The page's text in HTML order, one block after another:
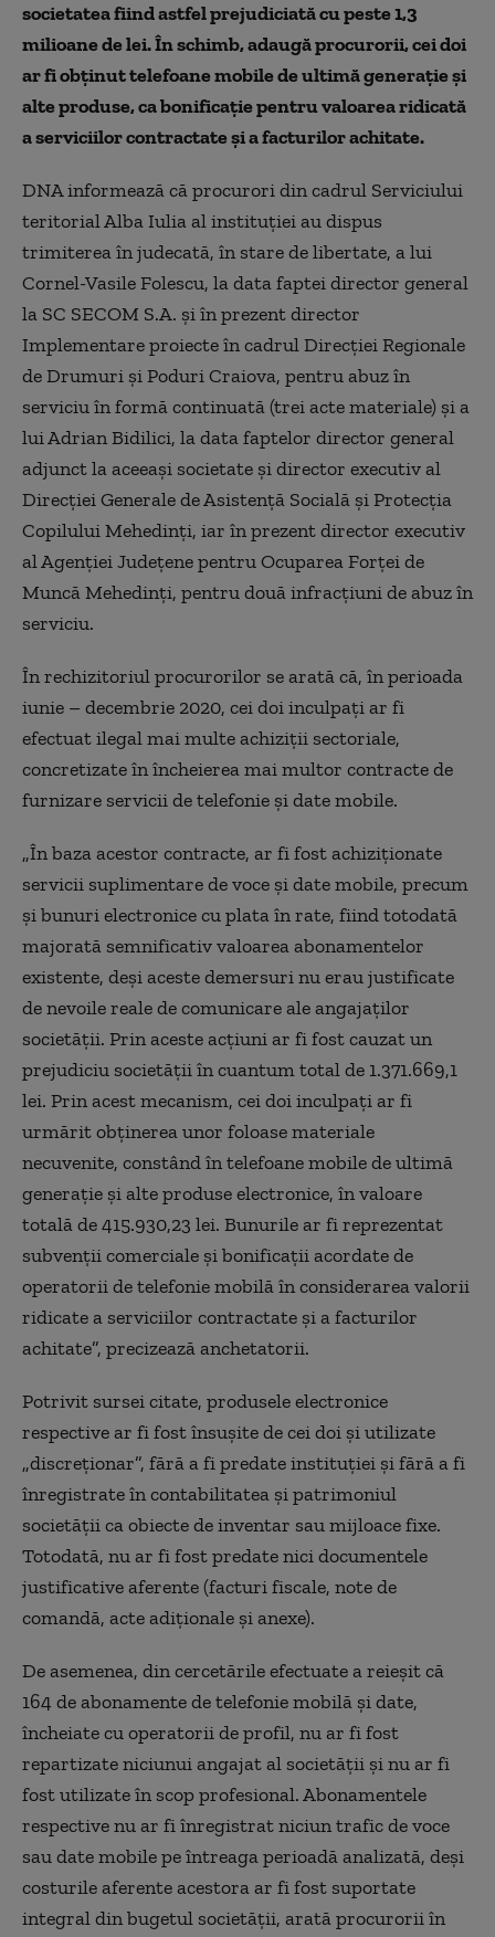
societatea fiind astfel prejudiciată cu peste 1,3
milioane de lei. În schimb, adaugă procurorii, cei doi
ar fi obţinut telefoane mobile de ultimă generaţie şi
alte produse, ca bonificaţie pentru valoarea ridicată
a serviciilor contractate şi a facturilor achitate.
DNA informează că procurori din cadrul Serviciului
teritorial Alba Iulia al instituţiei au dispus
trimiterea în judecată, în stare de libertate, a lui
Cornel-Vasile Folescu, la data faptei director general
la SC SECOM S.A. şi în prezent director
Implementare proiecte în cadrul Direcţiei Regionale
de Drumuri şi Poduri Craiova, pentru abuz în
serviciu în formă continuată (trei acte materiale) şi a
lui Adrian Bidilici, la data faptelor director general
adjunct la aceeaşi societate şi director executiv al
Direcţiei Generale de Asistenţă Socială şi Protecţia
Copilului Mehedinţi, iar în prezent director executiv
al Agenţiei Judeţene pentru Ocuparea Forţei de
Muncă Mehedinţi, pentru două infracţiuni de abuz în
serviciu.
În rechizitoriul procurorilor se arată că, în perioada
iunie – decembrie 2020, cei doi inculpaţi ar fi
efectuat ilegal mai multe achiziţii sectoriale,
concretizate în încheierea mai multor contracte de
furnizare servicii de telefonie şi date mobile.
„În baza acestor contracte, ar fi fost achiziţionate
servicii suplimentare de voce şi date mobile, precum
şi bunuri electronice cu plata în rate, fiind totodată
majorată semnificativ valoarea abonamentelor
existente, deşi aceste demersuri nu erau justificate
de nevoile reale de comunicare ale angajaţilor
societăţii. Prin aceste acţiuni ar fi fost cauzat un
prejudiciu societăţii în cuantum total de 1.371.669,1
lei. Prin acest mecanism, cei doi inculpaţi ar fi
urmărit obţinerea unor foloase materiale
necuvenite, constând în telefoane mobile de ultimă
generaţie şi alte produse electronice, în valoare
totală de 415.930,23 lei. Bunurile ar fi reprezentat
subvenţii comerciale şi bonificaţii acordate de
operatorii de telefonie mobilă în considerarea valorii
ridicate a serviciilor contractate şi a facturilor
achitate”, precizează anchetatorii.
Potrivit sursei citate, produsele electronice
respective ar fi fost însuşite de cei doi şi utilizate
„discreţionar”, fără a fi predate instituţiei şi fără a fi
înregistrate în contabilitatea şi patrimoniul
societăţii ca obiecte de inventar sau mijloace fixe.
Totodată, nu ar fi fost predate nici documentele
justificative aferente (facturi fiscale, note de
comandă, acte adiţionale şi anexe).
De asemenea, din cercetările efectuate a reieşit că
164 de abonamente de telefonie mobilă şi date,
încheiate cu operatorii de profil, nu ar fi fost
repartizate niciunui angajat al societăţii şi nu ar fi
fost utilizate în scop profesional. Abonamentele
respective nu ar fi înregistrat niciun trafic de voce
sau date mobile pe întreaga perioadă analizată, deşi
costurile aferente acestora ar fi fost suportate
integral din bugetul societăţii, arată procurorii în